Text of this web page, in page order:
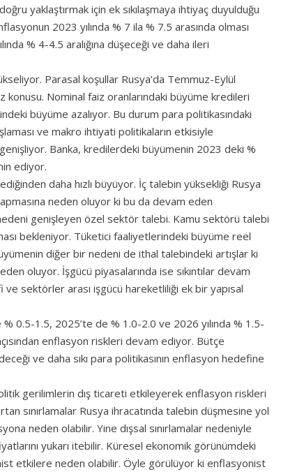
yaklaştırmak için ek sıkılaşmaya ihtiyaç duyulduğu
2023 yılında % 7 ila % 7.5 arasında olması
% 4-4.5 aralığına düşeceği ve daha ileri
Parasal koşullar Rusya’da Temmuz-Eylül
konusu. Nominal faiz oranlarındaki büyüme kredileri
büyüme azalıyor. Bu durum para politikasındaki
ve makro ihtiyati politikaların etkisiyle
Banka, kredilerdeki büyümenin 2023 deki %
ediyor.
daha hızlı büyüyor. İç talebin yüksekliği Rusya
neden oluyor ki bu da devam eden
genişleyen özel sektör talebi. Kamu sektörü talebi
bekleniyor. Tüketici faaliyetlerindeki büyüme reel
diğer bir nedeni de ithal talebindeki artışlar ki
oluyor. İşgücü piyasalarında ise sıkıntılar devam
sektörler arası işgücü hareketliliği ek bir yapısal
0.5-1.5, 2025’te de % 1.0-2.0 ve 2026 yılında % 1.5-
enflasyon riskleri devam ediyor. Bütçe
ve daha sıkı para politikasının enflasyon hedefine
gerilimlerin dış ticareti etkileyerek enflasyon riskleri
sınırlamalar Rusya ihracatında talebin düşmesine yol
neden olabilir. Yine dışsal sınırlamalar nedeniyle
yukarı itebilir. Küresel ekonomik görünümdeki
etkilere neden olabilir. Öyle görülüyor ki enflasyonist